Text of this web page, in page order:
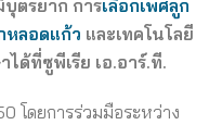
ตรยาก การเลือกเพศลูก
หลอดแก้ว และเทคโนโลยี
ด้ที่ซูพีเรีย เอ.อาร์.ที.
โดยการร่วมมือระหว่าง